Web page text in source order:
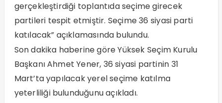
gerçekleştirdiği toplantıda seçime girecek
partileri tespit etmiştir. Seçime 36 siyasi parti
katılacak” açıklamasında bulundu.
Son dakika haberine göre Yüksek Seçim Kurulu
Başkanı Ahmet Yener, 36 siyasi partinin 31
Mart’ta yapılacak yerel seçime katılma
yeterliliği bulunduğunu açıkladı.